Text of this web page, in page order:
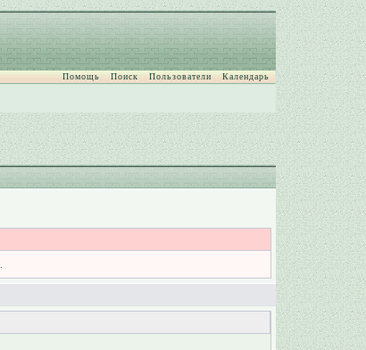
Помощь Поиск Пользователи Календарь